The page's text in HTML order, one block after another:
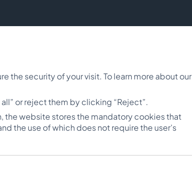
the security of your visit. To learn more about our
or reject them by clicking “Reject”.
the website stores the mandatory cookies that
the use of which does not require the user’s